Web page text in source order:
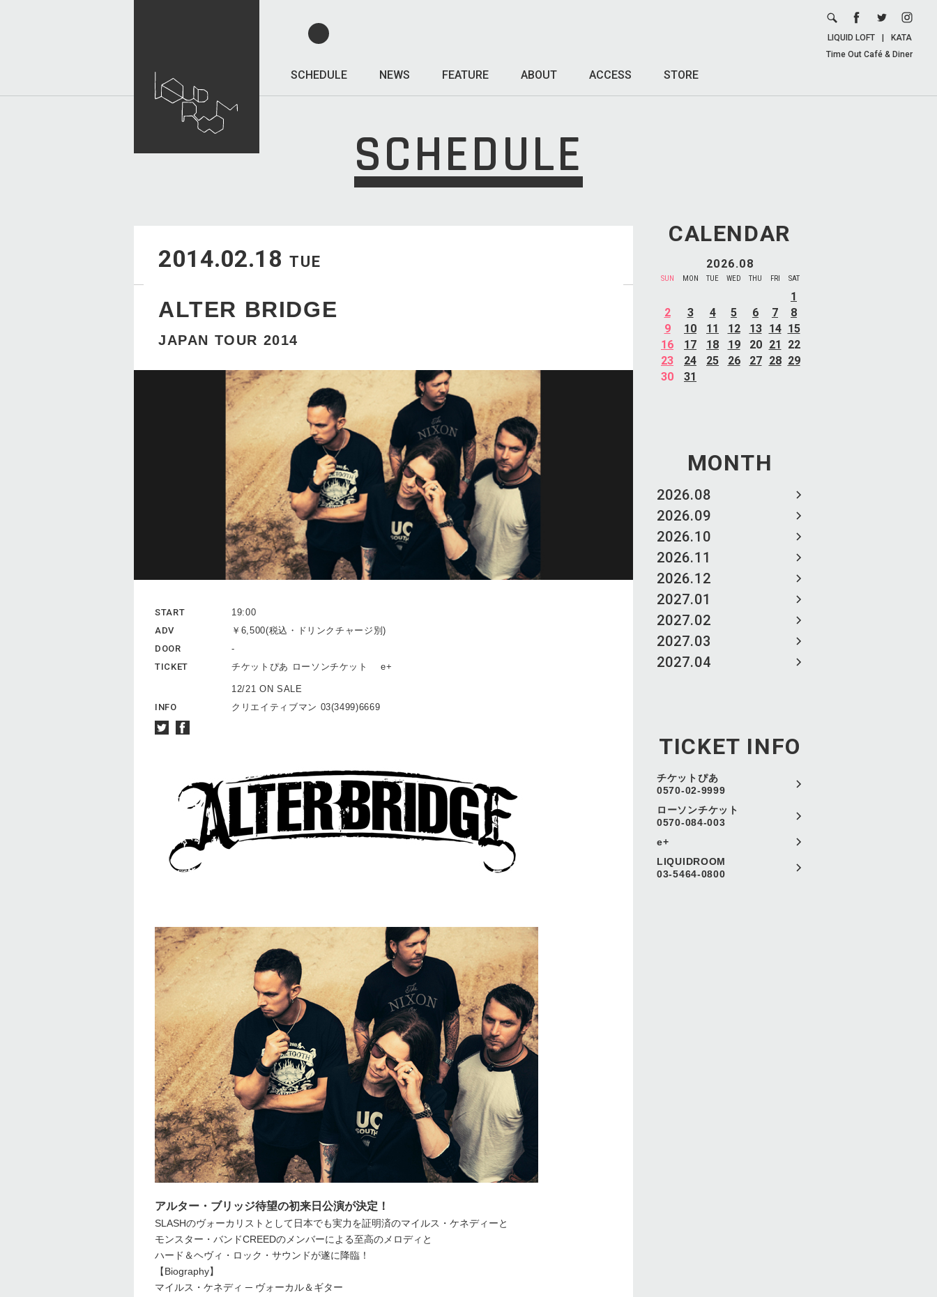
SCHEDULE NEWS FEATURE ABOUT ACCESS STORE
LIQUID LOFT
KATA
Time Out Café & Diner
SCHEDULE
CALENDAR
2026.08
SUN MON TUE WED THU FRI SAT
1
2
3 4 5 6 7
8
9
10 11 12 13 14 15
16
17 18 19 20 21
22
23
24 25 26 27 28 29
30
31
MONTH
2026.08
2026.09
2026.10
2026.11
2026.12
2027.01
2027.02
2027.03
2027.04
TICKET INFO
チケットぴあ
0570-02-9999
ローソンチケット
0570-084-003
e+
LIQUIDROOM
03-5464-0800
2014.02.18 TUE
ALTER BRIDGE
JAPAN TOUR 2014
START
19:00
ADV
￥6,500(税込・ドリンクチャージ別)
DOOR
-
TICKET
チケットぴあ ローソンチケット e+
12/21 ON SALE
INFO
クリエイティブマン 03(3499)6669
アルター・ブリッジ待望の初来日公演が決定！
SLASHのヴォーカリストとして日本でも実力を証明済のマイルス・ケネディーと
モンスター・バンドCREEDのメンバーによる至高のメロディと
ハード＆ヘヴィ・ロック・サウンドが遂に降臨！
【Biography】
マイルス・ケネディ ─ ヴォーカル＆ギター